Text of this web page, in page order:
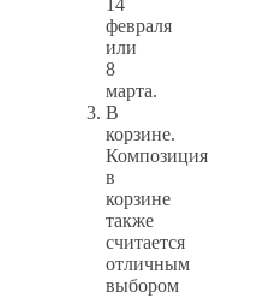
14
февраля
или
8
марта.
В
корзине.
Композиция
в
корзине
также
считается
отличным
выбором